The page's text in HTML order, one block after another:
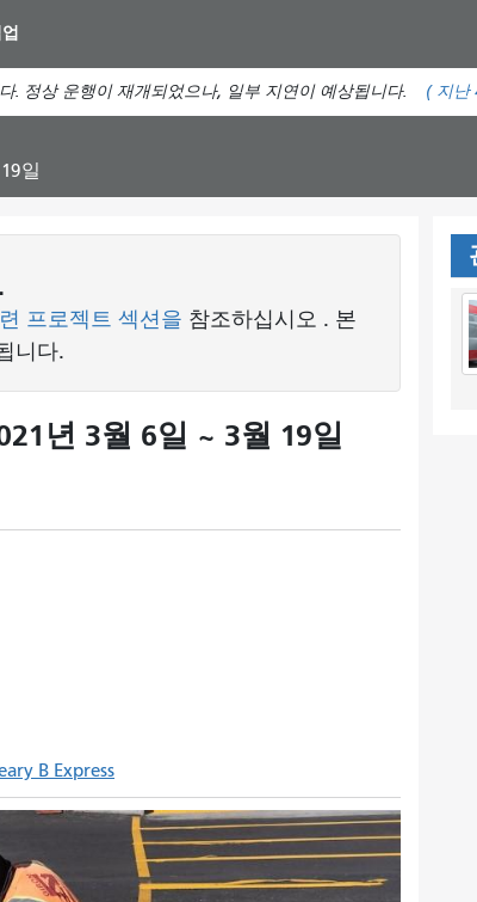
컨
텐
. 정상 운행이 재개되었으나, 일부 지연이 예상됩니다. ( 지난
일
프로젝트 섹션을 참조하십시오 . 본
니다.
년 3월 6일 ~ 3월 19일
B Express